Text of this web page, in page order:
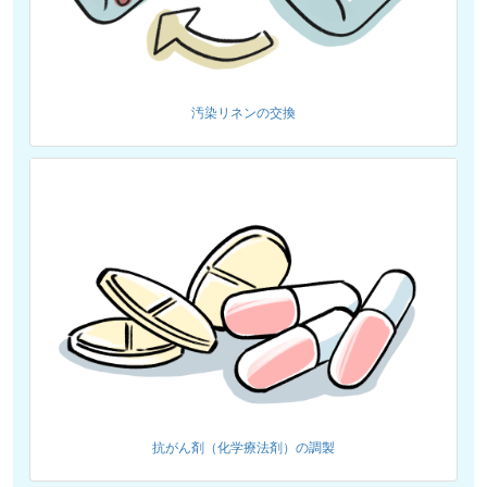
汚染リネンの交換
抗がん剤（化学療法剤）の調製